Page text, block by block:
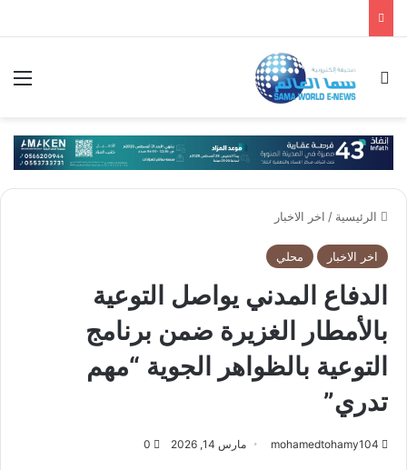
بحث عن
الرئيسية / اخر الاخبار
اخر الاخبار محلي
الدفاع المدني يواصل التوعية
بالأمطار الغزيرة ضمن برنامج
التوعية بالظواهر الجوية “مهم
تدري”
mohamedtohamy104 مارس 14, 2026 0